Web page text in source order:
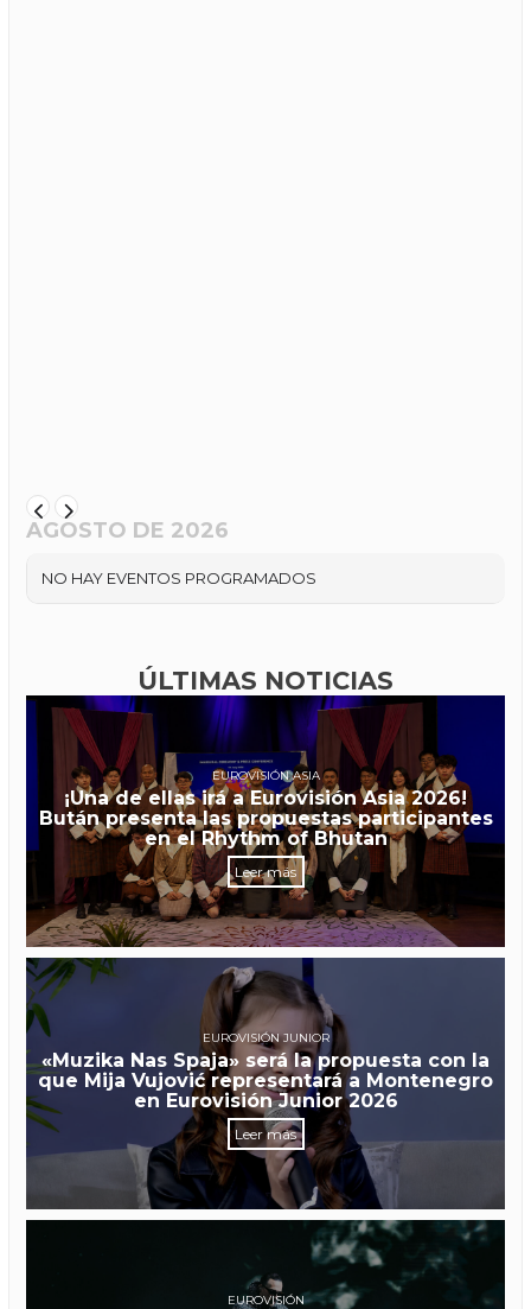
AGOSTO DE 2026
NO HAY EVENTOS PROGRAMADOS
ÚLTIMAS NOTICIAS
EUROVISIÓN ASIA
¡Una de ellas irá a Eurovisión Asia 2026!
Bután presenta las propuestas participantes
en el Rhythm of Bhutan
Leer más
EUROVISIÓN JUNIOR
«Muzika Nas Spaja» será la propuesta con la
que Mija Vujović representará a Montenegro
en Eurovisión Junior 2026
Leer más
EUROVISIÓN